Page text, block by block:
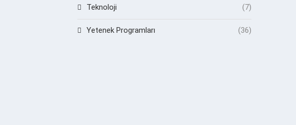
Teknoloji (7)
Yetenek Programları (36)